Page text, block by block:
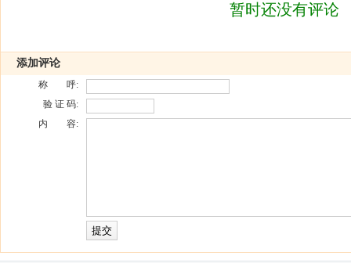
暂时还没有评论
添加评论
称 呼:
验 证 码:
内 容: